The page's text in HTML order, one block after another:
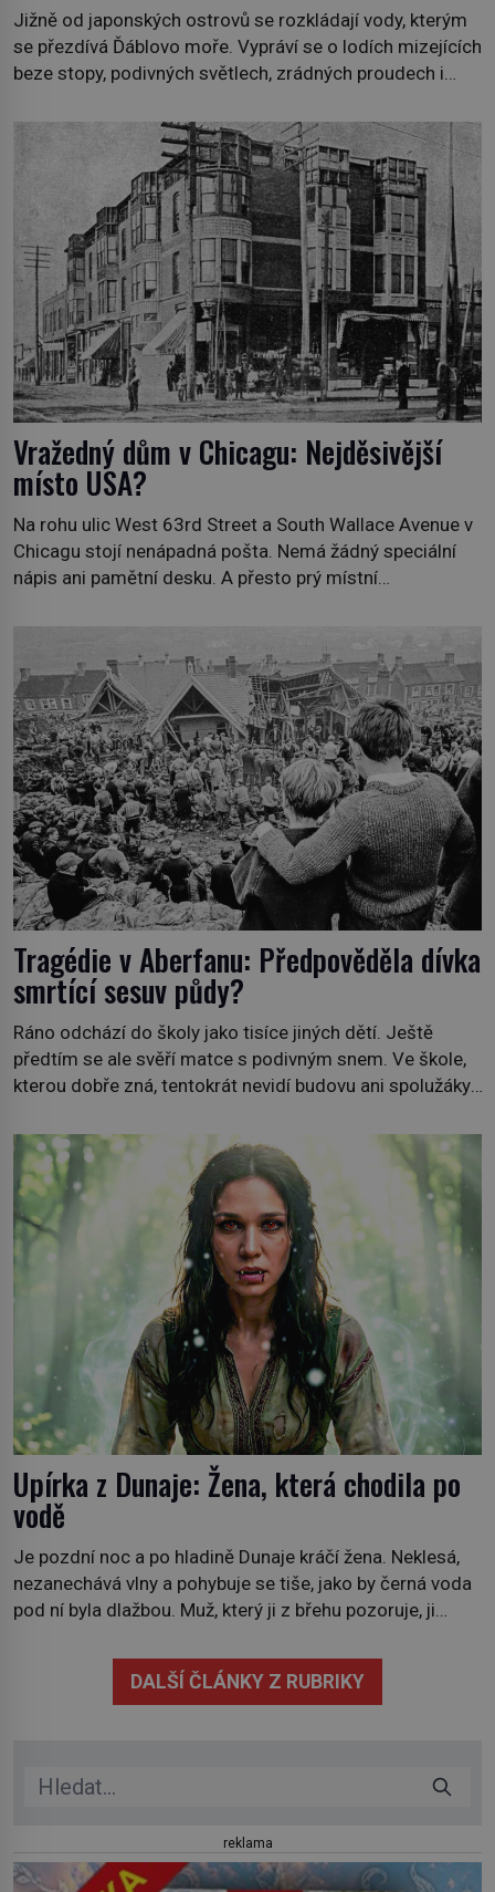
Jižně od japonských ostrovů se rozkládají vody, kterým
se přezdívá Ďáblovo moře. Vypráví se o lodích mizejících
beze stopy, podivných světlech, zrádných proudech i
dávných legendách. Je tichomořský Dračí trojúhelník
skutečně prokletým místem, nebo se zde jen
nebezpečná příroda proměnila v jednu z
nejpůsobivějších námořních záhad? […]
Vražedný dům v Chicagu: Nejděsivější
místo USA?
Na rohu ulic West 63rd Street a South Wallace Avenue v
Chicagu stojí nenápadná pošta. Nemá žádný speciální
nápis ani pamětní desku. A přesto prý místní
sídlil sériový vrah H. H. Holmes a také nejpropracovanější
past na lidi v dějinách americké kriminalistiky. Herman
Webster Mudgett (1861–1896) přijíždí […]
Tragédie v Aberfanu: Předpověděla dívka
smrtící sesuv půdy?
Ráno odchází do školy jako tisíce jiných dětí. Ještě
předtím se ale svěří matce s podivným snem. Ve škole,
kterou dobře zná, tentokrát nevidí budovu ani spolužáky.
později je mrtvá. Mohla devítiletá Zahlédla vlastní
osud? Dne 21. října 1966 se velšská vesnice Aberfan […]
Upírka z Dunaje: Žena, která chodila po
vodě
Je pozdní noc a po hladině Dunaje kráčí žena. Neklesá,
nezanechává vlny a pohybuje se tiše, jako by černá voda
pod ní byla dlažbou. Muž, který ji z břehu pozoruje, ji
mrtvá celé století. Vesnice Kisiljevo v severovýchodním
Srbsku má s upíry nevyřízené účty. […]
DALŠÍ ČLÁNKY Z RUBRIKY
reklama